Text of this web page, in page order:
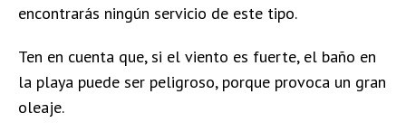
encontrarás ningún servicio de este tipo.
Ten en cuenta que, si el viento es fuerte, el baño en
la playa puede ser peligroso, porque provoca un gran
oleaje.